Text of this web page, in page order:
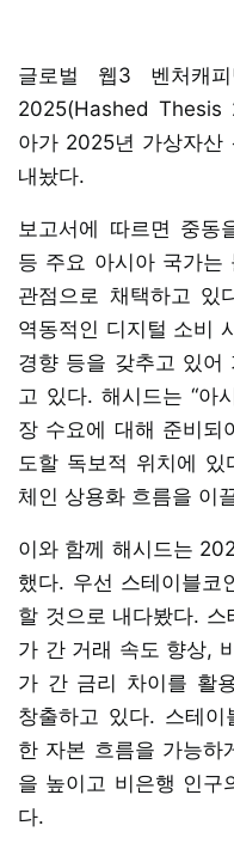
글로벌 웹3 벤처캐
2025(Hashed Thesis
아가 2025년 가상자산
내놨다.
보고서에 따르면 중
등 주요 아시아 국가는
관점으로 채택하고 있
역동적인 디지털 소비
경향 등을 갖추고 있어
고 있다. 해시드는 “아
장 수요에 대해 준비되
도할 독보적 위치에 있
체인 상용화 흐름을 이
이와 함께 해시드는
했다. 우선 스테이블코
할 것으로 내다봤다.
가 간 거래 속도 향상,
가 간 금리 차이를 활
창출하고 있다. 스테이
한 자본 흐름을 가능하
을 높이고 비은행 인구
다.